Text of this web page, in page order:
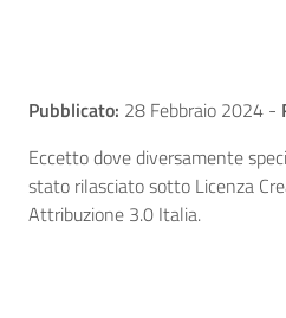
Pubblicato: 28 Febbraio 2024 -
Eccetto dove diversamente
stato rilasciato sotto Licenza
Attribuzione 3.0 Italia.